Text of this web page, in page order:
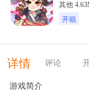
其他
开箱
详情 评论
游戏简介